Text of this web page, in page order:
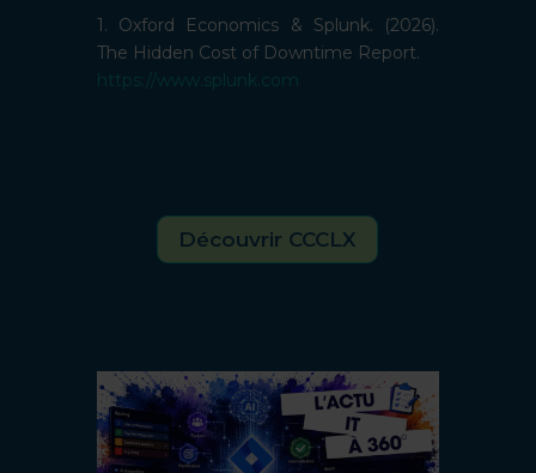
1. Oxford Economics & Splunk. (2026).
The Hidden Cost of Downtime Report.
https://www.splunk.com
Découvrir CCCLX